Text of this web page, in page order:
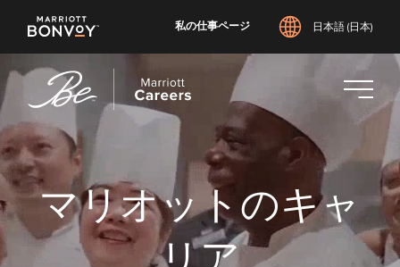
イ
ン
コ
ン
テ
ン
ツ
へ
ス
私の仕事ページ 日本語 (日本)
マリオットのキャ